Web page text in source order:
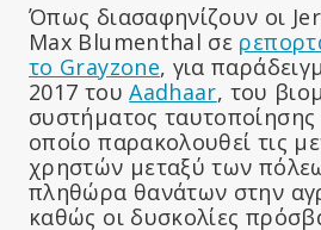
Όπως διασαφηνίζουν οι
Max Blumenthal σε
το Grayzone, για
2017 τουAadhaar, του
συστήματος ταυτοποίησης
οποίο παρακολουθεί τις
χρηστών μεταξύ των
πληθώρα θανάτων στην
καθώς οι δυσκολίες